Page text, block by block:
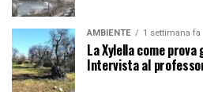
AMBIENTE 1 settimana fa
La Xylella come prova
Intervista al